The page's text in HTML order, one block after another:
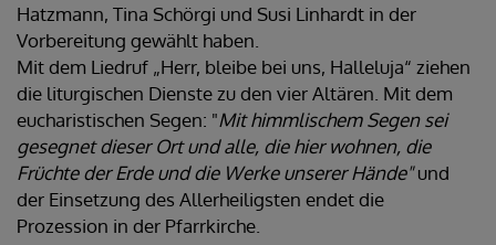
Hatzmann, Tina Schörgi und Susi Linhardt in der
Vorbereitung gewählt haben.
Mit dem Liedruf „Herr, bleibe bei uns, Halleluja“ ziehen
die liturgischen Dienste zu den vier Altären. Mit dem
eucharistischen Segen: "Mit himmlischem Segen sei
gesegnet dieser Ort und alle, die hier wohnen, die
Früchte der Erde und die Werke unserer Hände"und
der Einsetzung des Allerheiligsten endet die
Prozession in der Pfarrkirche.